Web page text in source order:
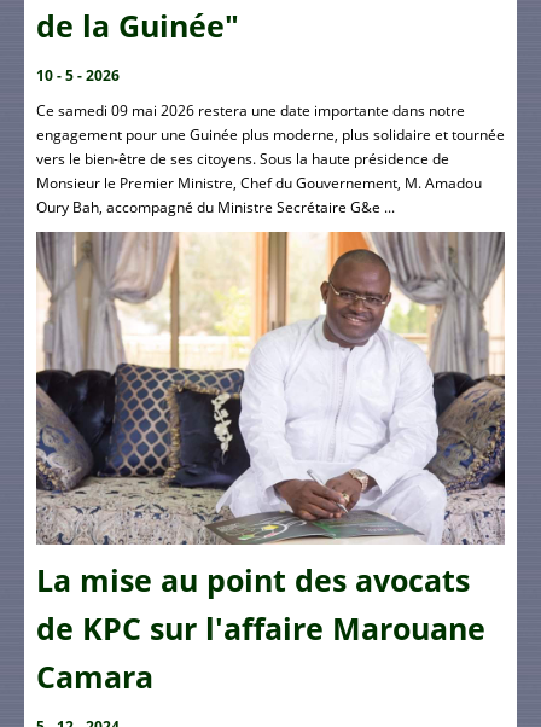
de la Guinée"
10 - 5 - 2026
Ce samedi 09 mai 2026 restera une date importante dans notre
engagement pour une Guinée plus moderne, plus solidaire et tournée
vers le bien-être de ses citoyens. Sous la haute présidence de
Monsieur le Premier Ministre, Chef du Gouvernement, M. Amadou
Oury Bah, accompagné du Ministre Secrétaire G&e ...
La mise au point des avocats
de KPC sur l'affaire Marouane
Camara